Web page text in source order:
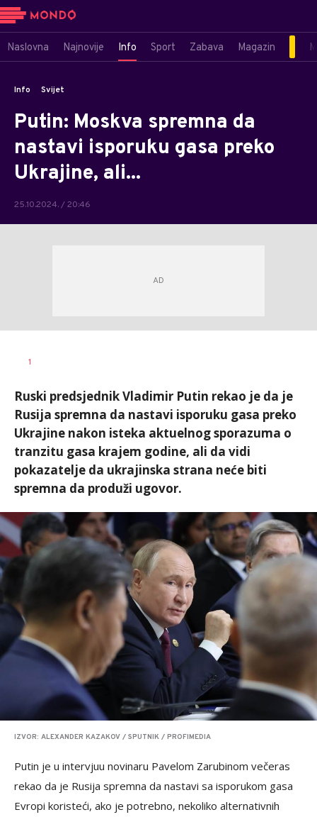
Naslovna Najnovije Info Sport Zabava Magazin
Info Svijet
Putin: Moskva spremna da
nastavi isporuku gasa preko
Ukrajine, ali...
25.10.2024. / 20:46
AUTOR
1
Ruski predsjednik Vladimir Putin rekao je da je
Rusija spremna da nastavi isporuku gasa preko
Ukrajine nakon isteka aktuelnog sporazuma o
tranzitu gasa krajem godine, ali da vidi
pokazatelje da ukrajinska strana neće biti
spremna da produži ugovor.
IZVOR: ALEXANDER KAZAKOV / SPUTNIK / PROFIMEDIA
Putin je u intervjuu novinaru Pavelom Zarubinom večeras
rekao da je Rusija spremna da nastavi sa isporukom gasa
Evropi koristeći, ako je potrebno, nekoliko alternativnih